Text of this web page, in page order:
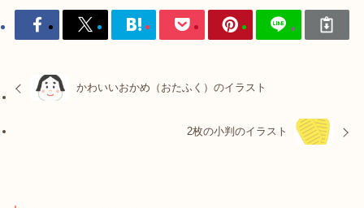
かわいいおかめ（おたふく）のイラスト
2枚の小判のイラスト